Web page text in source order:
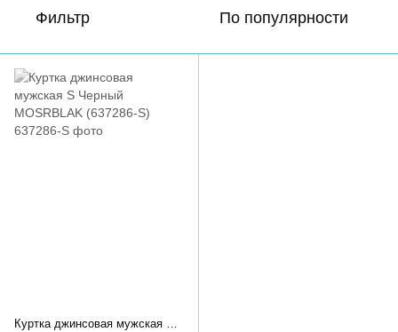
Фильтр По популярности